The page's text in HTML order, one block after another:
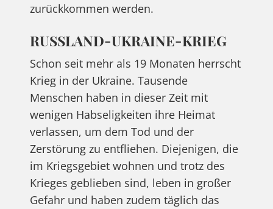
zurückkommen werden.
RUSSLAND-UKRAINE-KRIEG
Schon seit mehr als 19 Monaten herrscht
Krieg in der Ukraine. Tausende
Menschen haben in dieser Zeit mit
wenigen Habseligkeiten ihre Heimat
verlassen, um dem Tod und der
Zerstörung zu entfliehen. Diejenigen, die
im Kriegsgebiet wohnen und trotz des
Krieges geblieben sind, leben in großer
Gefahr und haben zudem täglich das